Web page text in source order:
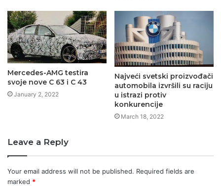
Mercedes-AMG testira
svoje nove C 63 i C 43
January 2, 2022
Najveći svetski proizvođači
automobila izvršili su raciju
u istrazi protiv
konkurencije
March 18, 2022
Leave a Reply
Your email address will not be published. Required fields are
marked *